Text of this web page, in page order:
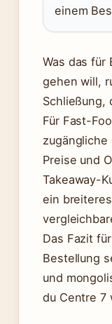
einem
Was das für
gehen will,
Schließung,
Für Fast-
zugängliche
Preise und
Takeaway-
ein
Das Fazit
Bestellung
und
du Centre 7